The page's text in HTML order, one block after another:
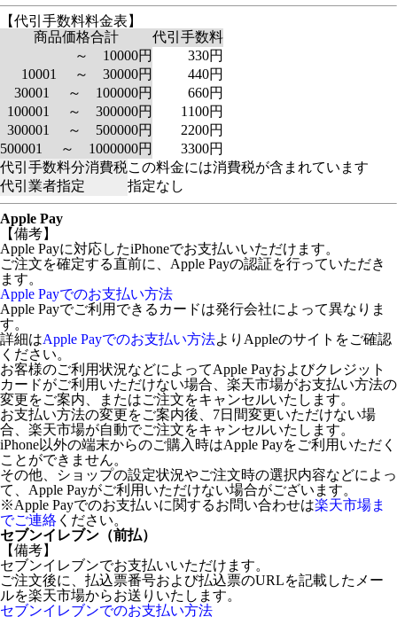
【代引手数料料金表】
商品価格合計
代引手数料
～ 10000円
330円
10001 ～ 30000円
440円
30001 ～ 100000円
660円
100001 ～ 300000円
1100円
300001 ～ 500000円
2200円
500001 ～ 1000000円
3300円
代引手数料分消費税この料金には消費税が含まれています
代引業者指定
指定なし
Apple Pay
【備考】
Apple Payに対応したiPhoneでお支払いいただけます。
ご注文を確定する直前に、Apple Payの認証を行っていただき
ます。
Apple Payでのお支払い方法
Apple Payでご利用できるカードは発行会社によって異なりま
す。
詳細はApple Payでのお支払い方法よりAppleのサイトをご確認
ください。
お客様のご利用状況などによってApple Payおよびクレジット
カードがご利用いただけない場合、楽天市場がお支払い方法の
変更をご案内、またはご注文をキャンセルいたします。
お支払い方法の変更をご案内後、7日間変更いただけない場
合、楽天市場が自動でご注文をキャンセルいたします。
iPhone以外の端末からのご購入時はApple Payをご利用いただく
ことができません。
その他、ショップの設定状況やご注文時の選択内容などによっ
て、Apple Payがご利用いただけない場合がございます。
※Apple Payでのお支払いに関するお問い合わせは楽天市場ま
でご連絡 ください。
セブンイレブン（前払）
【備考】
セブンイレブンでお支払いいただけます。
ご注文後に、払込票番号および払込票のURLを記載したメー
ルを楽天市場からお送りいたします。
セブンイレブンでのお支払い方法